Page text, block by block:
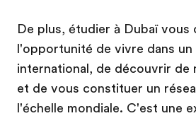
De plus, étudier à Dubaï vous
l'opportunité de vivre dans
international, de découvrir de
et de vous constituer un
l'échelle mondiale. C'est une